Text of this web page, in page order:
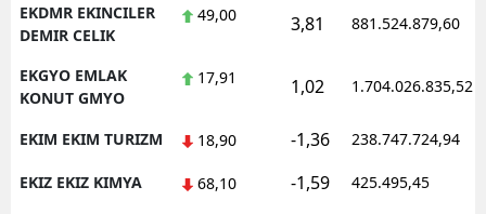
EKDMR EKINCILER
DEMIR CELIK
49,00 3,81 881.524.879,60
EKGYO EMLAK
KONUT GMYO
17,91 1,02 1.704.026.835,52
EKIM EKIM TURIZM 18,90 -1,36 238.747.724,94
EKIZ EKIZ KIMYA 68,10 -1,59 425.495,45